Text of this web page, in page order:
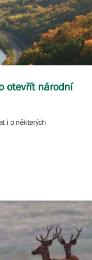
otevřít národní
i o některých